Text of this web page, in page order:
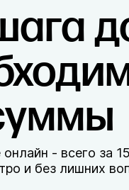
- всего за
и без лишних